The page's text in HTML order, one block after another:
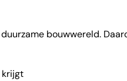
bouwwereld.
krijgt